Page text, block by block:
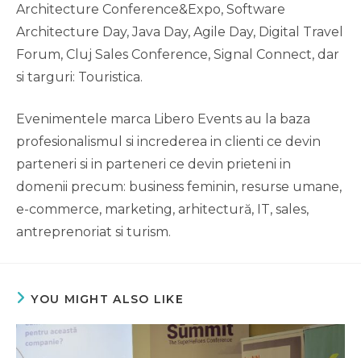
Architecture Conference&Expo, Software
Architecture Day, Java Day, Agile Day, Digital Travel
Forum, Cluj Sales Conference, Signal Connect, dar
si targuri: Touristica.
Evenimentele marca Libero Events au la baza
profesionalismul si increderea in clienti ce devin
parteneri si in parteneri ce devin prieteni in
domenii precum: business feminin, resurse umane,
e-commerce, marketing, arhitectură, IT, sales,
antreprenoriat si turism.
YOU MIGHT ALSO LIKE